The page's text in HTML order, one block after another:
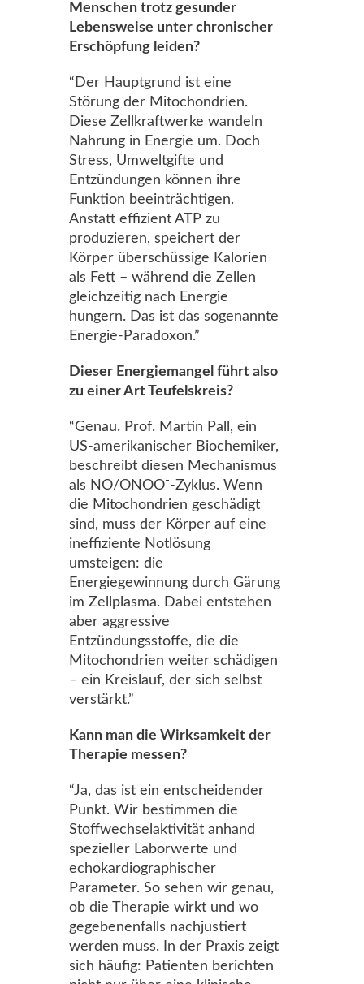
Menschen trotz gesunder
Lebensweise unter chronischer
Erschöpfung leiden?
“Der Hauptgrund ist eine
Störung der Mitochondrien.
Diese Zellkraftwerke wandeln
Nahrung in Energie um. Doch
Stress, Umweltgifte und
Entzündungen können ihre
Funktion beeinträchtigen.
Anstatt effizient ATP zu
produzieren, speichert der
Körper überschüssige Kalorien
als Fett – während die Zellen
gleichzeitig nach Energie
hungern. Das ist das sogenannte
Energie-Paradoxon.”
Dieser Energiemangel führt also
zu einer Art Teufelskreis?
“Genau. Prof. Martin Pall, ein
US-amerikanischer Biochemiker,
beschreibt diesen Mechanismus
als NO/ONOO⁻-Zyklus. Wenn
die Mitochondrien geschädigt
sind, muss der Körper auf eine
ineffiziente Notlösung
umsteigen: die
Energiegewinnung durch Gärung
im Zellplasma. Dabei entstehen
aber aggressive
Entzündungsstoffe, die die
Mitochondrien weiter schädigen
– ein Kreislauf, der sich selbst
verstärkt.”
Kann man die Wirksamkeit der
Therapie messen?
“Ja, das ist ein entscheidender
Punkt. Wir bestimmen die
Stoffwechselaktivität anhand
spezieller Laborwerte und
echokardiographischer
Parameter. So sehen wir genau,
ob die Therapie wirkt und wo
gegebenenfalls nachjustiert
werden muss. In der Praxis zeigt
sich häufig: Patienten berichten